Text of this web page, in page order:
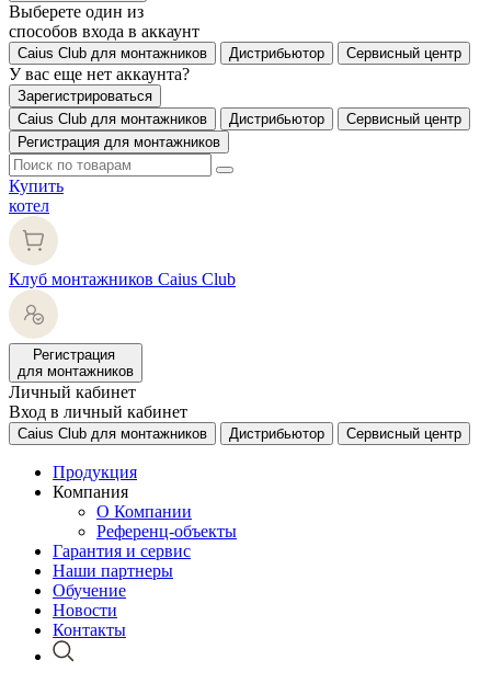
Выберете один из
способов входа в аккаунт
Caius Club для монтажников Дистрибьютор Сервисный центр
У вас еще нет аккаунта?
Зарегистрироваться
Caius Club для монтажников
Дистрибьютор
Сервисный центр
Регистрация для монтажников
Купить
котел
Клуб монтажников Caius Club
Регистрация
для монтажников
Личный кабинет
Вход в личный кабинет
Caius Club для монтажников Дистрибьютор Сервисный центр
Продукция
Компания
О Компании
Референц-объекты
Гарантия и сервис
Наши партнеры
Обучение
Новости
Контакты